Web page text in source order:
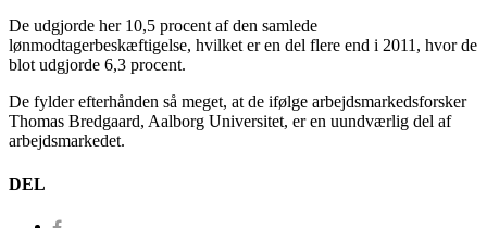
De udgjorde her 10,5 procent af den samlede
lønmodtagerbeskæftigelse, hvilket er en del flere end i 2011, hvor de
blot udgjorde 6,3 procent.
De fylder efterhånden så meget, at de ifølge arbejdsmarkedsforsker
Thomas Bredgaard, Aalborg Universitet, er en uundværlig del af
arbejdsmarkedet.
DEL